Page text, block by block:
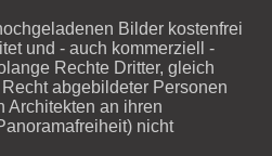
Bilder kostenfrei
und - auch kommerziell -
Rechte Dritter, gleich
abgebildeter Personen
Architekten an ihren
nicht